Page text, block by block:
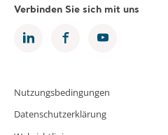
Verbinden Sie sich mit uns
Nutzungsbedingungen
Datenschutzerklärung